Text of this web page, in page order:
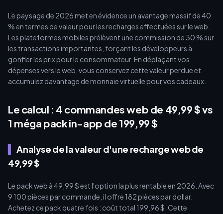
Le paysage de 2026 met en évidence un avantage massif de 40
% en termes de valeur pour les recharges effectuées sur le web.
Les plateformes mobiles prélèvent une commission de 30 % sur
les transactions importantes, forçant les développeurs à
gonfler les prix pour le consommateur. En déplaçant vos
dépenses vers le web, vous conservez cette valeur perdue et
accumulez davantage de monnaie virtuelle pour vos cadeaux.
Le calcul : 4 commandes web de 49,99 $ vs
1 méga pack in-app de 199,99 $
Analyse de la valeur d'une recharge web de
49,99 $
Le pack web à 49,99 $ est l'option la plus rentable en 2026. Avec
9 100 pièces par commande, il offre 182 pièces par dollar.
Achetez ce pack quatre fois : coût total 199,96 $. Cette